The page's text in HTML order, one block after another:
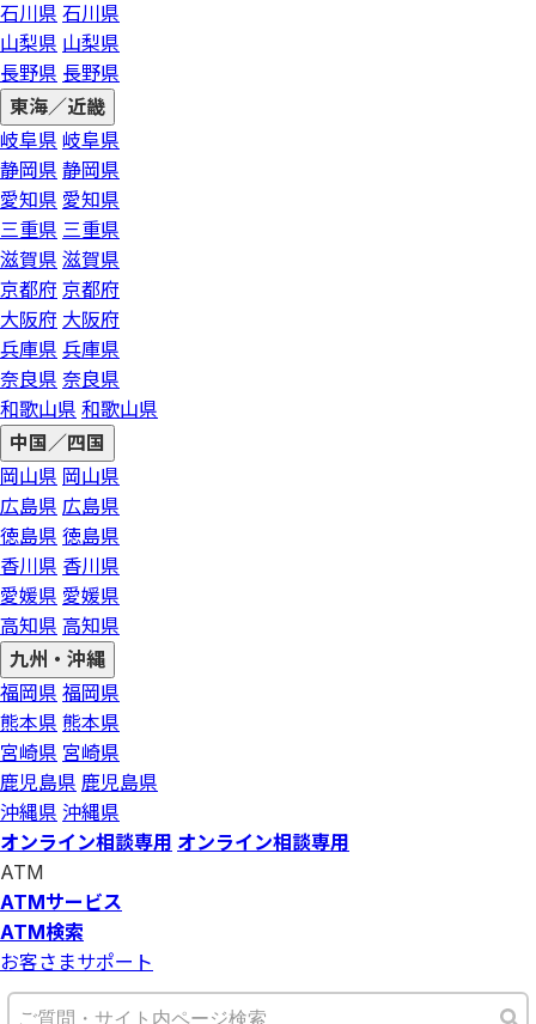
石川県 石川県
山梨県 山梨県
長野県 長野県
東海／近畿
岐阜県 岐阜県
静岡県 静岡県
愛知県 愛知県
三重県 三重県
滋賀県 滋賀県
京都府 京都府
大阪府 大阪府
兵庫県 兵庫県
奈良県 奈良県
和歌山県 和歌山県
中国／四国
岡山県 岡山県
広島県 広島県
徳島県 徳島県
香川県 香川県
愛媛県 愛媛県
高知県 高知県
九州・沖縄
福岡県 福岡県
熊本県 熊本県
宮崎県 宮崎県
鹿児島県 鹿児島県
沖縄県 沖縄県
オンライン相談専用 オンライン相談専用
ATM
ATMサービス
ATM検索
お客さまサポート